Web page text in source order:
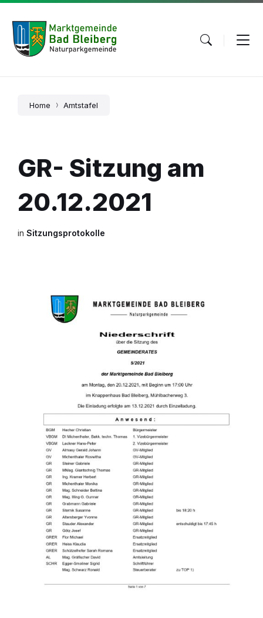
Skip
content
Skip
main
navigation
Skip
footer
Home Amtstafel
GR- Sitzung am
20.12.2021
in Sitzungsprotokolle